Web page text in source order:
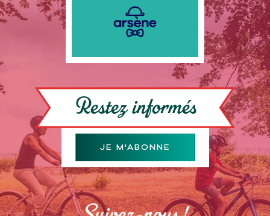
Restez informés
JE M'ABONNE